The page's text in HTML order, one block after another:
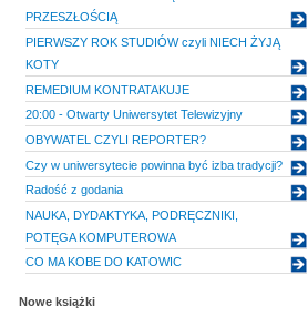
PRZESZŁOŚCIĄ
PIERWSZY ROK STUDIÓW czyli NIECH ŻYJĄ
KOTY
REMEDIUM KONTRATAKUJE
20:00 - Otwarty Uniwersytet Telewizyjny
OBYWATEL CZYLI REPORTER?
Czy w uniwersytecie powinna być izba tradycji?
Radość z godania
NAUKA, DYDAKTYKA, PODRĘCZNIKI,
POTĘGA KOMPUTEROWA
CO MA KOBE DO KATOWIC
Nowe książki